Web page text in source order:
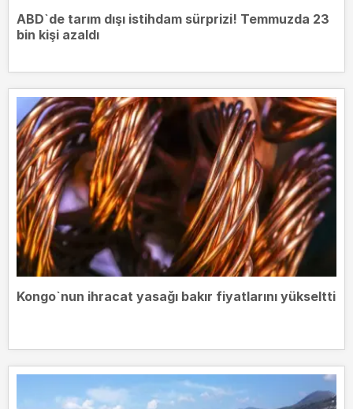
ABD`de tarım dışı istihdam sürprizi! Temmuzda 23
bin kişi azaldı
Kongo`nun ihracat yasağı bakır fiyatlarını yükseltti